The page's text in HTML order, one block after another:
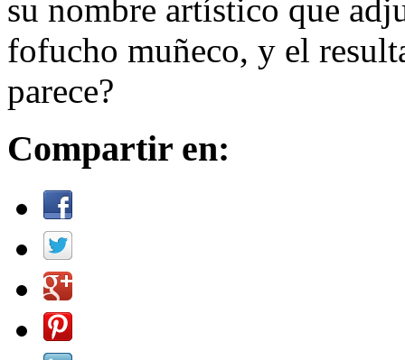
su nombre artístico que
fofucho muñeco, y el
parece?
Compartir en: